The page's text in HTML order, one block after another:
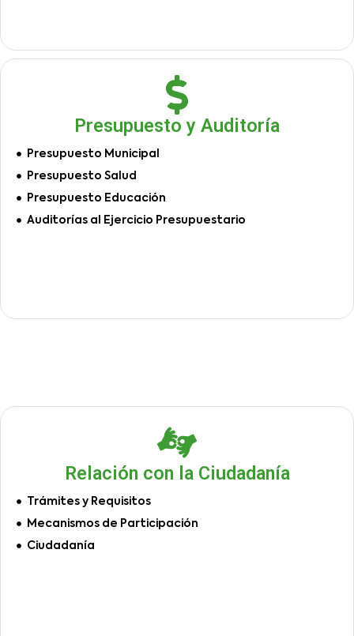
Presupuesto y Auditoría
Presupuesto Municipal
Presupuesto Salud
Presupuesto Educación
Auditorías al Ejercicio Presupuestario
Relación con la Ciudadanía
Trámites y Requisitos
Mecanismos de Participación
Ciudadanía